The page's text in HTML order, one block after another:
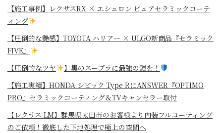
【施工事例】レクサスRX × エシュロン ピュアセラミックコーテ
ィング
【圧倒的な艶感】TOYOTA ハリアー × ULGO新商品『セラミック
FIVE』
【圧倒的なツヤ
】黒のスープラに最強の鎧を！
⁡【施工実績】HONDA シビック Type RにANSWER『OPTIMO
PRO』セラミックコーティング＆TVキャンセラー取付
【レクサス LM】群馬県太田市のお客様より内装フルコーティング
のご依頼！徹底した下地処理で極上の空間へ